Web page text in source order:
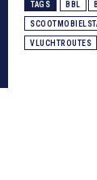
TAGS BBL
VLUCHTROUTES